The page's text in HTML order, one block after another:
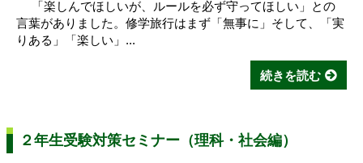
「楽しんでほしいが、ルールを必ず守ってほしい」との
言葉がありました。修学旅行はまず「無事に」そして、「実
りある」「楽しい」...
続きを読む
２年生受験対策セミナー（理科・社会編）